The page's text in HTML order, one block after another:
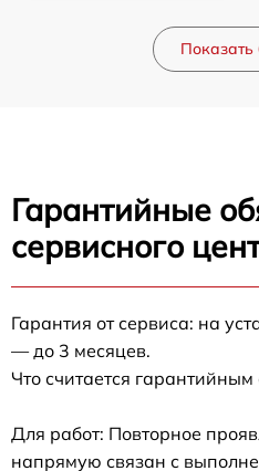
Гарантийные
сервисного
Гарантия от сервиса: на
— до 3 месяцев.
Что считается гарантийным
Для работ: Повторное
напрямую связан с